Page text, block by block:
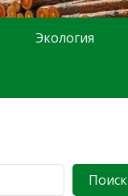
Экология
Поиск